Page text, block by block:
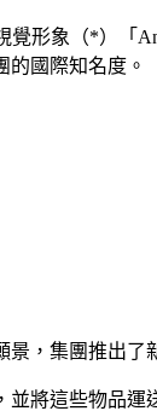
形象（*）「
的國際知名度。
集團推出了
將這些物品